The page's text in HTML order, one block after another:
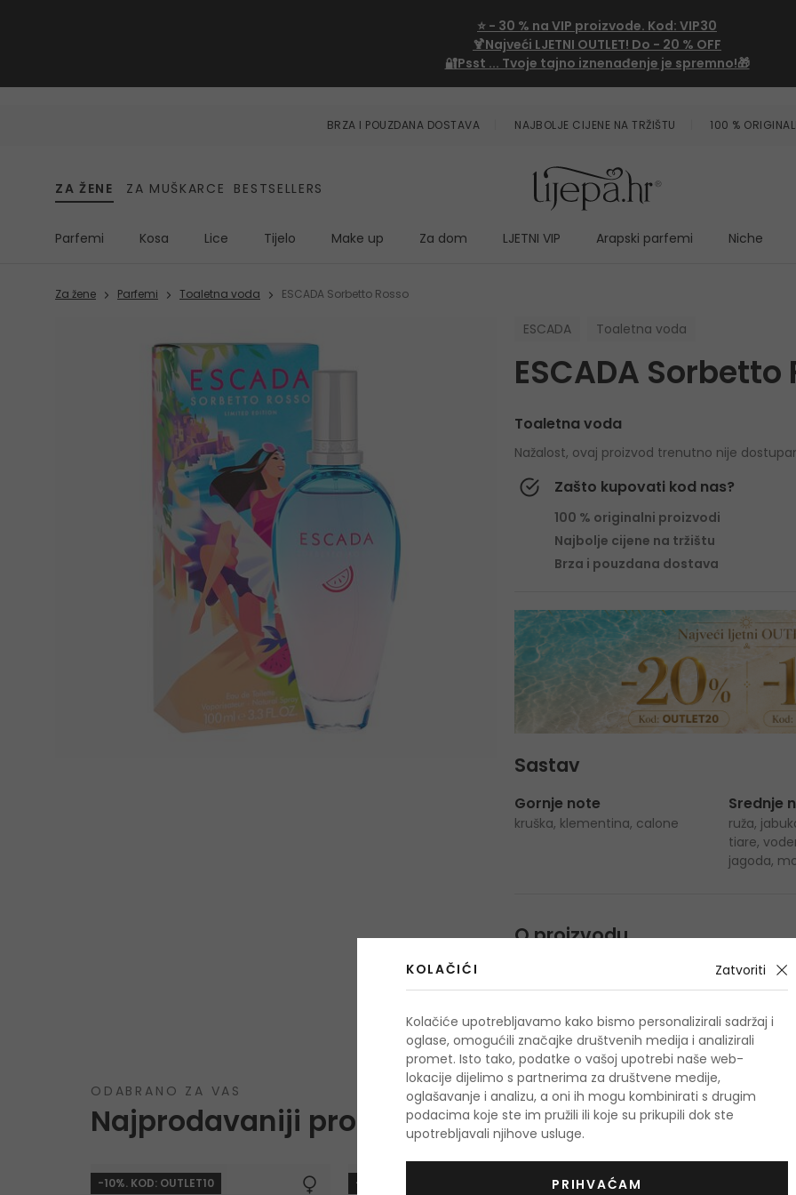
⭐ - 30 % na VIP proizvode. Kod: VIP30
🍹Najveći LJETNI OUTLET! Do - 20 % OFF
🔐Psst ... Tvoje tajno iznenađenje je spremno!🎁
BRZA I POUZDANA DOSTAVA NAJBOLJE CIJENE NA TRŽIŠTU 100 %
ZA ŽENE ZA MUŠKARCE BESTSELLERS
Parfemi Kosa Lice Tijelo Make up Za dom LJETNI VIP Arapski parfemi Niche
Za žene Parfemi Toaletna voda ESCADA Sorbetto Rosso
ESCADA Toaletna voda
ESCADA Sorbetto
Toaletna voda
Nažalost, ovaj proizvod trenutno nije
Zašto kupovati kod nas?
100 % originalni proizvodi
Najbolje cijene na tržištu
Brza i pouzdana dostava
Sastav
Gornje note
kruška, klementina, calone
Srednje
ruža,
tiare,
jagoda,
O proizvodu
ODABRANO ZA VAS
Najprodavaniji proizvodi
-10%. KOD: OUTLET10 -10%. KOD: OUTLET10
KOLAČIĆI Zatvoriti
Kolačiće upotrebljavamo kako bismo personalizirali sadržaj i
oglase, omogućili značajke društvenih medija i analizirali
promet. Isto tako, podatke o vašoj upotrebi naše web-
lokacije dijelimo s partnerima za društvene medije,
oglašavanje i analizu, a oni ih mogu kombinirati s drugim
podacima koje ste im pružili ili koje su prikupili dok ste
upotrebljavali njihove usluge.
PRIHVAĆAM